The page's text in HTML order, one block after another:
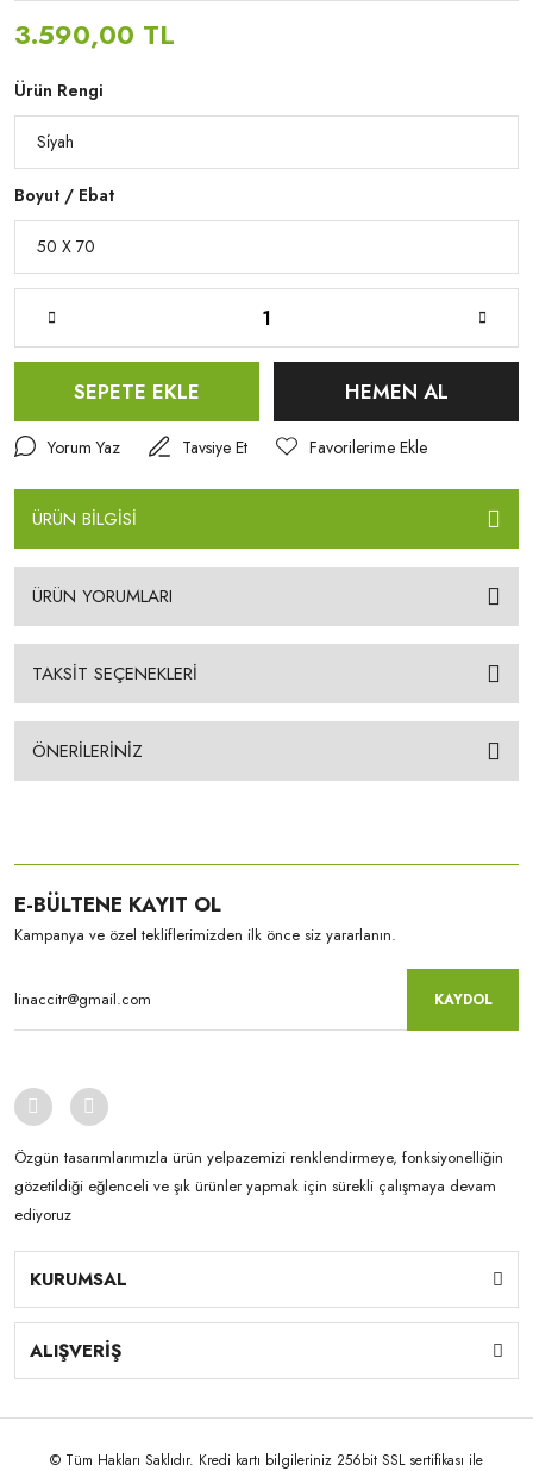
3.590,00 TL
Ürün Rengi
Boyut / Ebat
SEPETE EKLE HEMEN AL
Yorum Yaz Tavsiye Et
ÜRÜN BİLGİSİ
ÜRÜN YORUMLARI
TAKSİT SEÇENEKLERİ
ÖNERİLERİNİZ
E-BÜLTENE KAYIT OL
Kampanya ve özel tekliflerimizden ilk önce siz yararlanın.
KAYDOL
Özgün tasarımlarımızla ürün yelpazemizi renklendirmeye, fonksiyonelliğin
gözetildiği eğlenceli ve şık ürünler yapmak için sürekli çalışmaya devam
ediyoruz
KURUMSAL
ALIŞVERİŞ
© Tüm Hakları Saklıdır. Kredi kartı bilgileriniz 256bit SSL sertifikası ile